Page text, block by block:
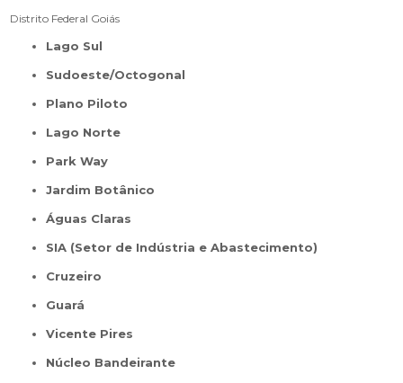
Distrito Federal Goiás
Lago Sul
Sudoeste/Octogonal
Plano Piloto
Lago Norte
Park Way
Jardim Botânico
Águas Claras
SIA (Setor de Indústria e Abastecimento)
Cruzeiro
Guará
Vicente Pires
Núcleo Bandeirante